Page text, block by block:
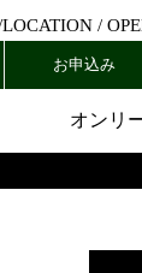
LOCATION/
お申込み
オンリ